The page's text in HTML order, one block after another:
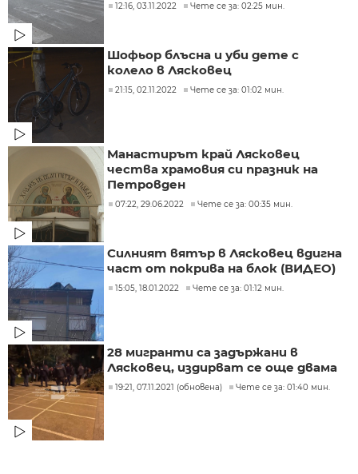
12:16, 03.11.2022 Чете се за: 02:25 мин.
Шофьор блъсна и уби дете с
колело в Лясковец
21:15, 02.11.2022 Чете се за: 01:02 мин.
Манастирът край Лясковец
чества храмовия си празник на
Петровден
07:22, 29.06.2022 Чете се за: 00:35 мин.
Силният вятър в Лясковец вдигна
част от покрива на блок (ВИДЕО)
15:05, 18.01.2022 Чете се за: 01:12 мин.
28 мигранти са задържани в
Лясковец, издирват се още двама
19:21, 07.11.2021 (обновена) Чете се за: 01:40 мин.